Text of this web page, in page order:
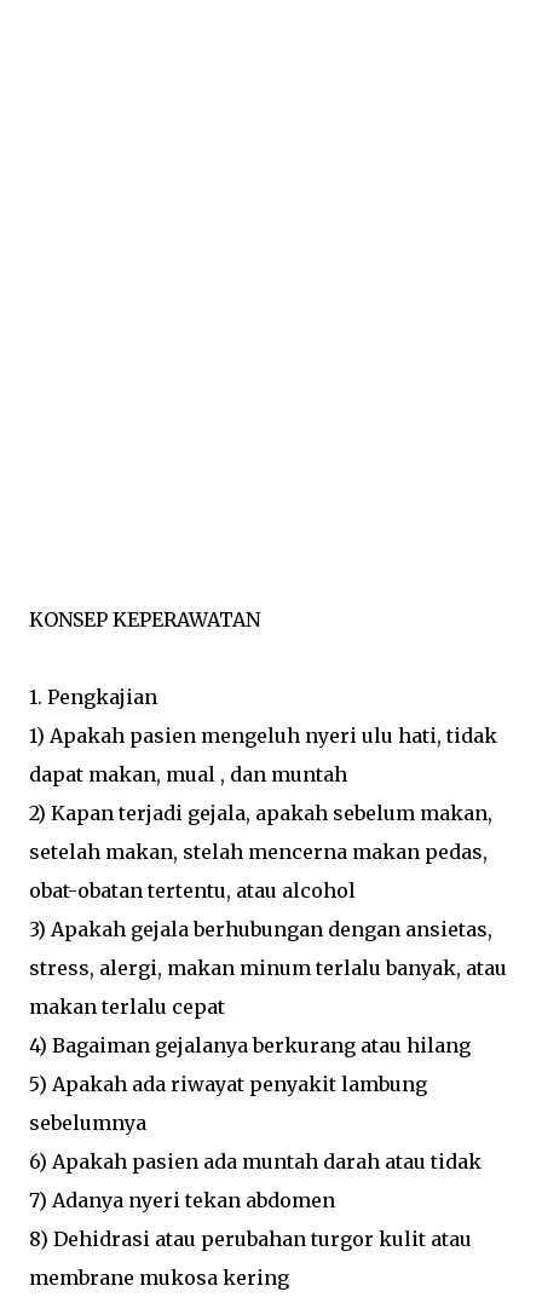
KONSEP KEPERAWATAN
1. Pengkajian
1) Apakah pasien mengeluh nyeri ulu hati, tidak
dapat makan, mual , dan muntah
2) Kapan terjadi gejala, apakah sebelum makan,
setelah makan, stelah mencerna makan pedas,
obat-obatan tertentu, atau alcohol
3) Apakah gejala berhubungan dengan ansietas,
stress, alergi, makan minum terlalu banyak, atau
makan terlalu cepat
4) Bagaiman gejalanya berkurang atau hilang
5) Apakah ada riwayat penyakit lambung
sebelumnya
6) Apakah pasien ada muntah darah atau tidak
7) Adanya nyeri tekan abdomen
8) Dehidrasi atau perubahan turgor kulit atau
membrane mukosa kering